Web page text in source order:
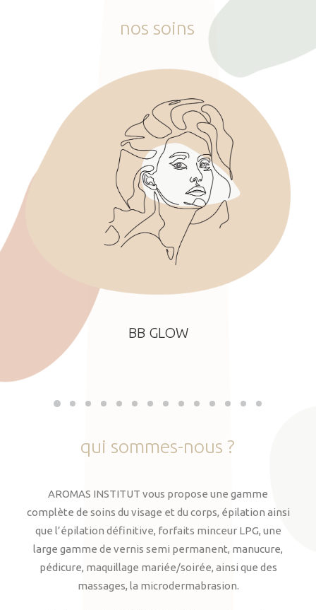
nos soins
BB GLOW
qui sommes-nous ?
AROMAS INSTITUT vous propose une gamme
complète de soins du visage et du corps, épilation ainsi
que l’épilation définitive, forfaits minceur LPG, une
large gamme de vernis semi permanent, manucure,
pédicure, maquillage mariée/soirée, ainsi que des
massages, la microdermabrasion.